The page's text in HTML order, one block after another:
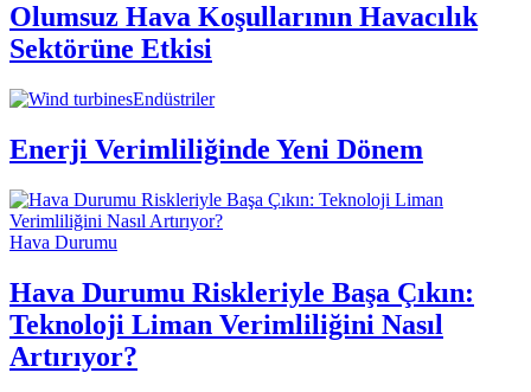
Olumsuz Hava Koşullarının Havacılık
Sektörüne Etkisi
Endüstriler
Enerji Verimliliğinde Yeni Dönem
Hava Durumu
Hava Durumu Riskleriyle Başa Çıkın:
Teknoloji Liman Verimliliğini Nasıl
Artırıyor?